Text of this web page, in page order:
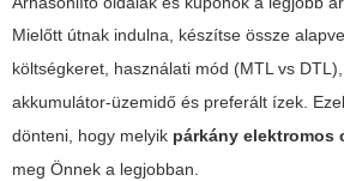
Mielőtt útnak indulna, készítse össze
költségkeret, használati mód (MTL vs
akkumulátor-üzemidő és preferált ízek.
dönteni, hogy melyik párkány elektromos
meg Önnek a legjobban.